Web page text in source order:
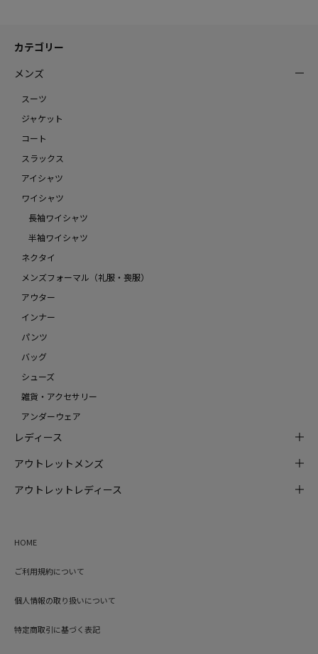
カテゴリー
メンズ
スーツ
ジャケット
コート
スラックス
アイシャツ
ワイシャツ
長袖ワイシャツ
半袖ワイシャツ
ネクタイ
メンズフォーマル（礼服・喪服）
アウター
インナー
パンツ
バッグ
シューズ
雑貨・アクセサリー
アンダーウェア
レディース
アウトレットメンズ
アウトレットレディース
HOME
ご利用規約について
個人情報の取り扱いについて
特定商取引に基づく表記